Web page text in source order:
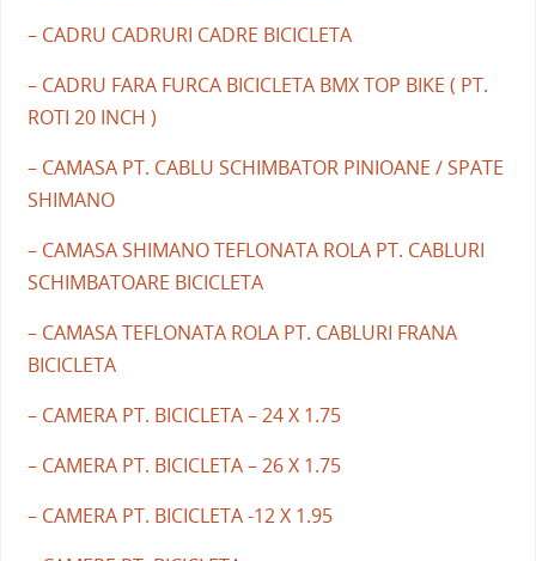
– CADRU CADRURI CADRE BICICLETA
– CADRU FARA FURCA BICICLETA BMX TOP BIKE ( PT.
ROTI 20 INCH )
– CAMASA PT. CABLU SCHIMBATOR PINIOANE / SPATE
SHIMANO
– CAMASA SHIMANO TEFLONATA ROLA PT. CABLURI
SCHIMBATOARE BICICLETA
– CAMASA TEFLONATA ROLA PT. CABLURI FRANA
BICICLETA
– CAMERA PT. BICICLETA – 24 X 1.75
– CAMERA PT. BICICLETA – 26 X 1.75
– CAMERA PT. BICICLETA -12 X 1.95